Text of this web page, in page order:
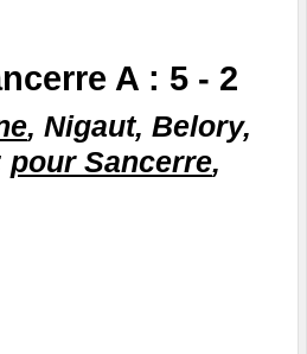
A : 5 - 2
, Nigaut, Belory,
pour Sancerre,